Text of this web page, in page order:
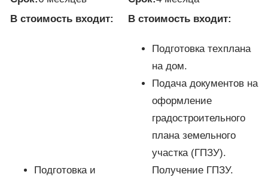
В стоимость входит:
В стоимость входит:
Подготовка и
Подготовка техплана
на дом.
Подача документов на
оформление
градостроительного
плана земельного
участка (ГПЗУ).
Получение ГПЗУ.